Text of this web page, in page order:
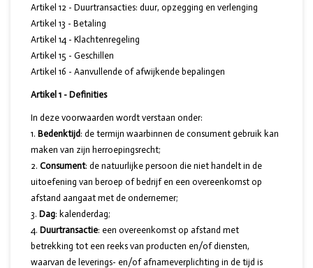
Artikel 12 - Duurtransacties: duur, opzegging en verlenging
Artikel 13 - Betaling
Artikel 14 - Klachtenregeling
Artikel 15 - Geschillen
Artikel 16 - Aanvullende of afwijkende bepalingen
Artikel 1 - Definities
In deze voorwaarden wordt verstaan onder:
Bedenktijd : de termijn waarbinnen de consument gebruik kan
maken van zijn herroepingsrecht;
Consument: de natuurlijke persoon die niet handelt in de
uitoefening van beroep of bedrijf en een overeenkomst op
afstand aangaat met de ondernemer;
Dag: kalenderdag;
Duurtransactie: een overeenkomst op afstand met
betrekking tot een reeks van producten en/of diensten,
waarvan de leverings- en/of afnameverplichting in de tijd is